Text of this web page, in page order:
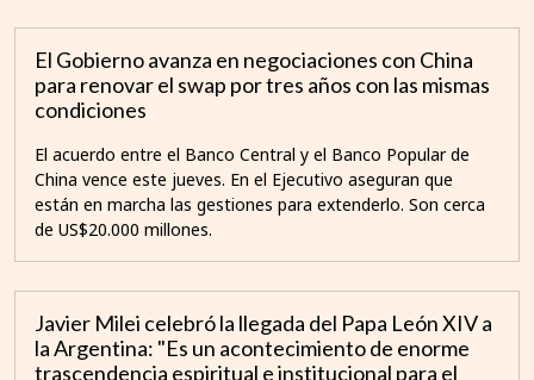
El Gobierno avanza en negociaciones con China
para renovar el swap por tres años con las mismas
condiciones
El acuerdo entre el Banco Central y el Banco Popular de
China vence este jueves. En el Ejecutivo aseguran que
están en marcha las gestiones para extenderlo. Son cerca
de US$20.000 millones.
Javier Milei celebró la llegada del Papa León XIV a
la Argentina: "Es un acontecimiento de enorme
trascendencia espiritual e institucional para el